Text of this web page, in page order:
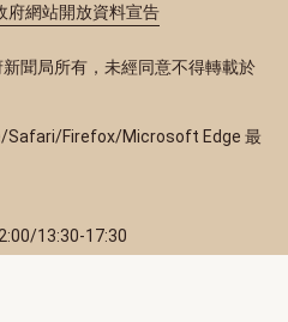
府網站開放資料宣告
聞局所有，未經同意不得轉載於
Safari/Firefox/Microsoft Edge 最
13:30-17:30